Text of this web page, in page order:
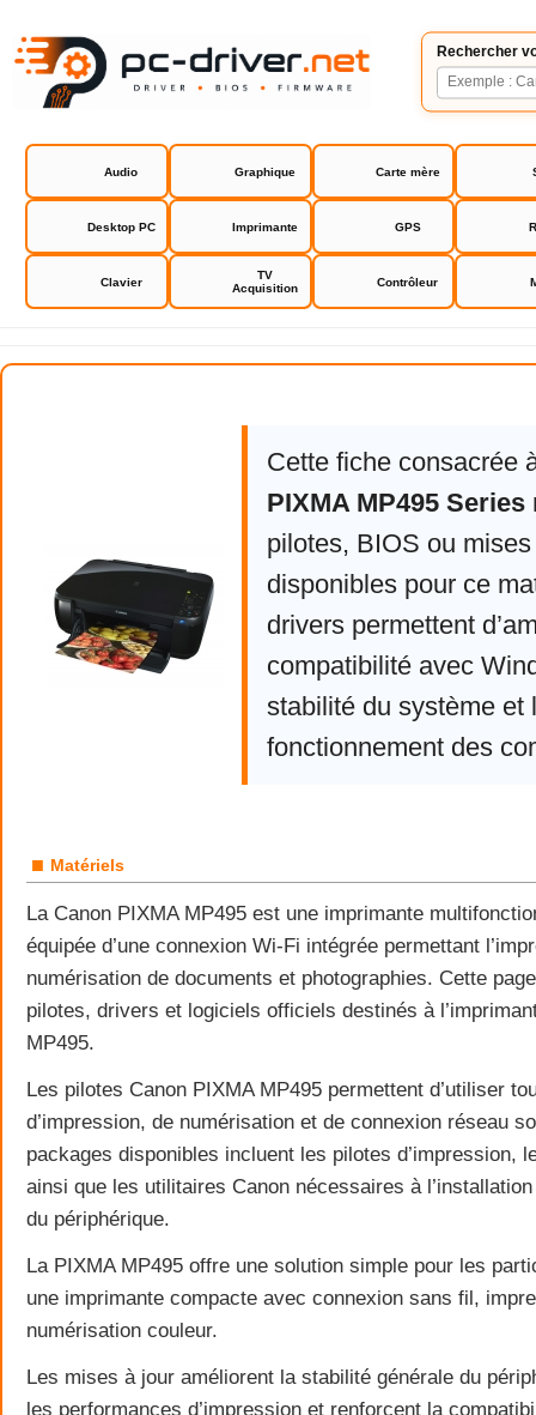
Rechercher
Audio Graphique Carte mère
Desktop PC Imprimante GPS
Clavier
TV
Acquisition
Contrôleur
Canon PIXMA MP495 Series
Cette fiche consacrée
PIXMA MP495 Series
pilotes, BIOS ou
disponibles pour ce
drivers permettent
compatibilité avec
stabilité du système et
fonctionnement des
■ Matériels
La Canon PIXMA MP495 est une imprimante
équipée d’une connexion Wi-Fi intégrée permettant
numérisation de documents et photographies. Cette
pilotes, drivers et logiciels officiels destinés à
MP495.
Les pilotes Canon PIXMA MP495 permettent d’utiliser
d’impression, de numérisation et de connexion réseau
packages disponibles incluent les pilotes d’impression,
ainsi que les utilitaires Canon nécessaires à
du périphérique.
La PIXMA MP495 offre une solution simple pour les
une imprimante compacte avec connexion sans fil,
numérisation couleur.
Les mises à jour améliorent la stabilité générale du
les performances d’impression et renforcent la